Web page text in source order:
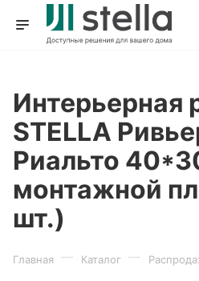
STELLA
Риальто
монтажной
шт.)
Главная — Каталог —